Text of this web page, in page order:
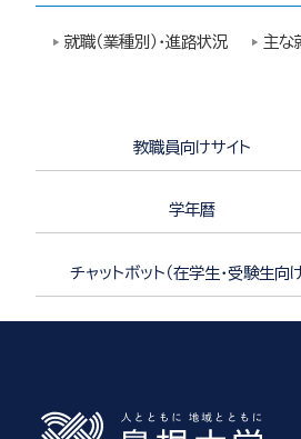
就職（業種別）・進路状況 主な
教職員向けサイト
学年暦
チャットボット（在学生・受験生向